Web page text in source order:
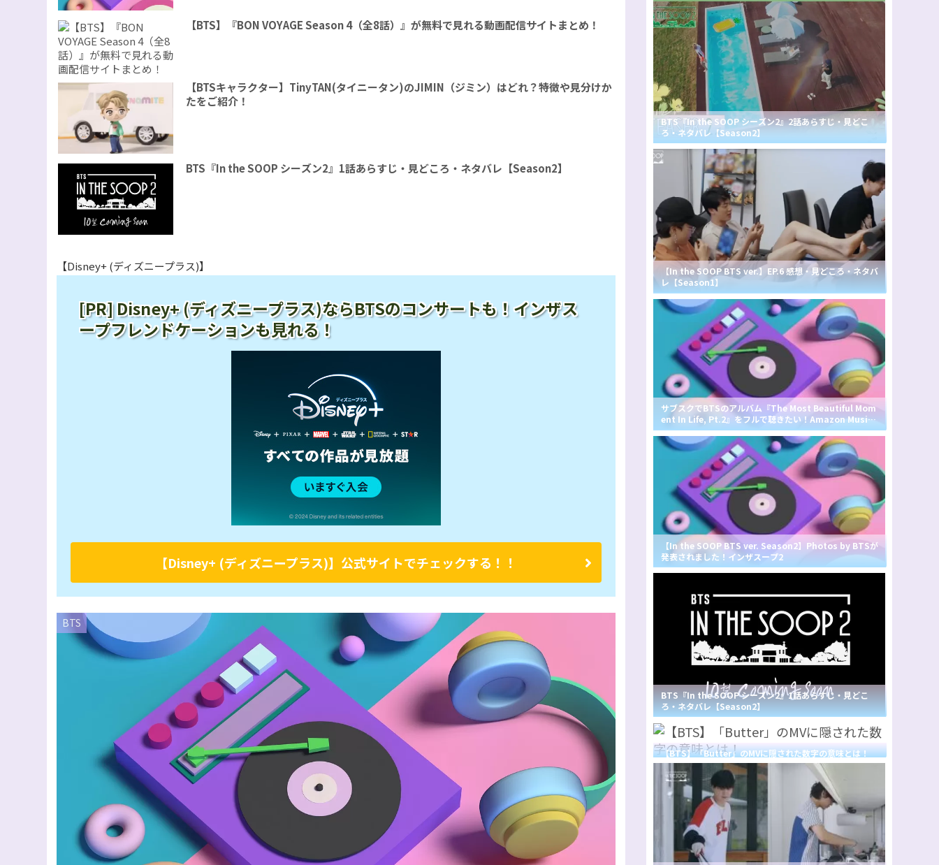
【BTS】『BON VOYAGE Season 4（全8話）』が無料で見れる動画配信サイトまとめ！
【BTSキャラクター】TinyTAN(タイニータン)のJIMIN（ジミン）はどれ？特徴や見分けか
たをご紹介！
BTS『In the SOOP シーズン2』1話あらすじ・見どころ・ネタバレ【Season2】
【Disney+ (ディズニープラス)】
[PR] Disney+ (ディズニープラス)ならBTSのコンサートも！インザス
ープフレンドケーションも見れる！
【Disney+ (ディズニープラス)】公式サイトでチェックする！！
BTS
BTS『In the SOOP シーズン2』2話あらすじ・見どこ
ろ・ネタバレ【Season2】
【In the SOOP BTS ver.】EP.6 感想・見どころ・ネタバ
レ【Season1】
サブスクでBTSのアルバム『The Most Beautiful Mom
ent In Life, Pt.2』をフルで聴きたい！Amazon Music
Unlimitedでは無料で聴ける？
【In the SOOP BTS ver. Season2】Photos by BTSが
発表されました！インザスープ2
BTS『In the SOOP シーズン2』1話あらすじ・見どこ
ろ・ネタバレ【Season2】
【BTS】「Butter」のMVに隠された数字の意味とは！